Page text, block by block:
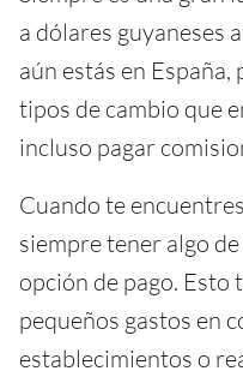
a dólares guyaneses
aún estás en
tipos de cambio que
incluso pagar
Cuando te
siempre tener algo
opción de pago.
pequeños gastos en
establecimientos o